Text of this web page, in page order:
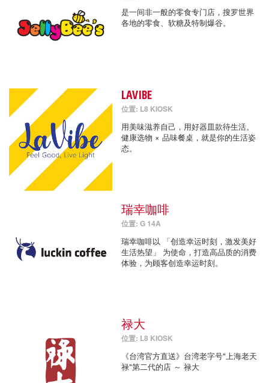
是一间非一般的零食专门店，搜罗世界
各地的零食、软糖及特制爆谷。
LAVIBE
位置: L8 KIOSK
用美味滋养自己，用好器皿款待生活。
健康选物 × 品味餐桌，就是你的生活姿
态。
瑞幸咖啡
位置: G 14A
瑞幸咖啡以 「创造幸运时刻，激发美好
生活热望」 为使命，打造高品质的消费
体验，为顾客创造幸运时刻。
禄大
位置: L8 KIOSK
《台湾官方直送》台湾老字号"上海老天
禄"第二代的店 ～ 禄大